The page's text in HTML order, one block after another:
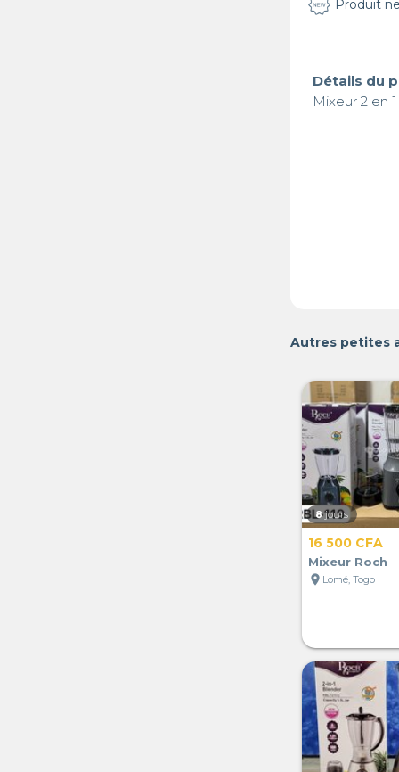
Produit
Détails du
Mixeur 2 en
Autres petites
8 jours
16 500 CFA
Mixeur Roch
location_on Lomé, Togo